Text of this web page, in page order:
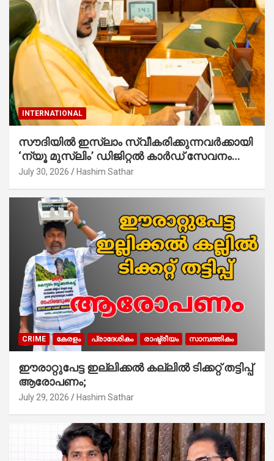
INTERNATIONAL
സൗദിയില്‍ ഇസ്‌ലാം സ്വീകരിക്കുന്നവര്‍ക്കായി
‘ന്യൂ മുസ്ലിം’ ഡിജിറ്റല്‍ കാര്‍ഡ് സേവനം
ആരംഭിച്ചു
July 30, 2026 Hashim Sathar
CRIME കേരളം പ്രാദേശികം രാഷ്ട്രീയം സാമ്പത്തികം
ഈരാറ്റുപേട്ട ഇല്ലിക്കൽ കല്ലിൽ ടിക്കറ്റ് തട്ടിപ്പ്
ആരോപണം;
July 29, 2026 Hashim Sathar